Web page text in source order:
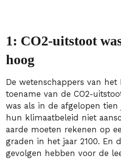
1: CO2-uitstoot
hoog
De wetenschappers van het
toename van de CO2-
was als in de afgelopen tien
hun klimaatbeleid niet
aarde moeten rekenen op
graden in het jaar 2100. En
gevolgen hebben voor de